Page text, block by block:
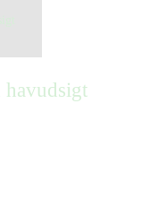
havudsigt